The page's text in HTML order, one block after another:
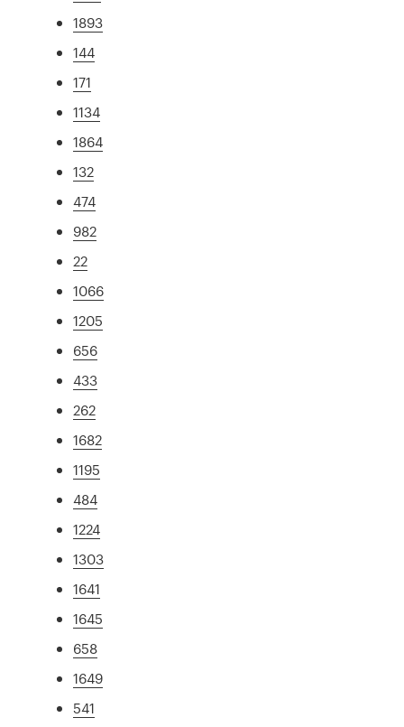
1893
144
171
1134
1864
132
474
982
22
1066
1205
656
433
262
1682
1195
484
1224
1303
1641
1645
658
1649
541